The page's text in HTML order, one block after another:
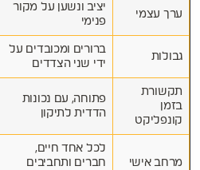
ערך עצמי
יציב ונשען על מקור
פנימי
גבולות
ברורים ומכובדים על
ידי שני הצדדים
תקשורת
בזמן
קונפליקט
פתוחה, עם נכונות
הדדית לתיקון
מרחב אישי
לכל אחד חיים,
חברים ותחביבים